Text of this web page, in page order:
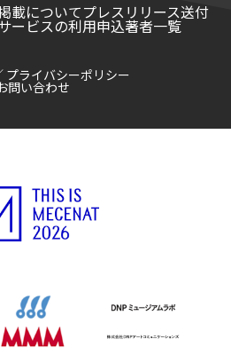
載についてプレスリリース送付
ービスの利用申込著者一覧
プライバシーポリシー
問い合わせ